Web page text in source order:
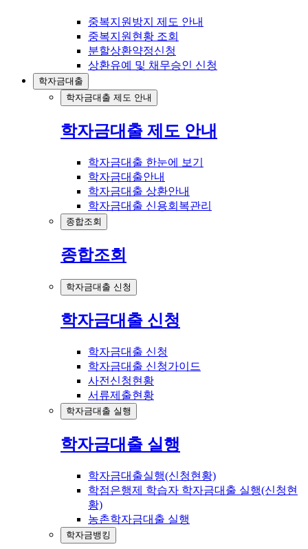
중복지원방지 제도 안내
중복지원현황 조회
분할상환약정신청
상환유예 및 채무승인 신청
학자금대출
학자금대출 제도 안내
학자금대출 제도 안내
학자금대출 한눈에 보기
학자금대출안내
학자금대출 상환안내
학자금대출 신용회복관리
종합조회
종합조회
학자금대출 신청
학자금대출 신청
학자금대출 신청
학자금대출 신청가이드
사전신청현황
서류제출현황
학자금대출 실행
학자금대출 실행
학자금대출실행(신청현황)
학점은행제 학습자 학자금대출 실행(신청현
황)
농촌학자금대출 실행
학자금뱅킹